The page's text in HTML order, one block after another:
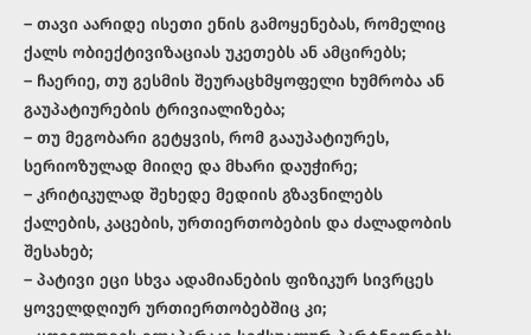
– თავი აარიდე ისეთი ენის გამოყენებას, რომელიც
ქალს ობიექტივიზაციას უკეთებს ან ამცირებს;
– ჩაერიე, თუ გესმის შეურაცხმყოფელი ხუმრობა ან
გაუპატიურების ტრივიალიზება;
– თუ მეგობარი გეტყვის, რომ გააუპატიურეს,
სერიოზულად მიიღე და მხარი დაუჭირე;
– კრიტიკულად შეხედე მედიის გზავნილებს
ქალების, კაცების, ურთიერთობების და ძალადობის
შესახებ;
– პატივი ეცი სხვა ადამიანების ფიზიკურ სივრცეს
ყოველდღიურ ურთიერთობებშიც კი;